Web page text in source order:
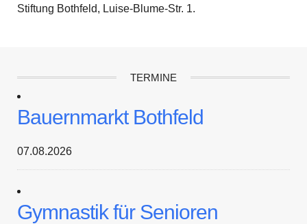
Stiftung Bothfeld, Luise-Blume-Str. 1.
TERMINE
Bauernmarkt Bothfeld
07.08.2026
Gymnastik für Senioren